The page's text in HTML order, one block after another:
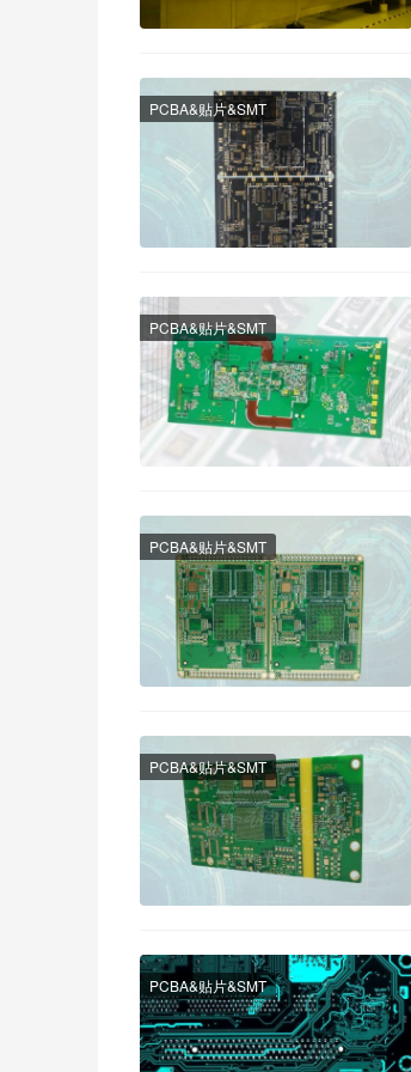
PCBA&贴片&SMT
PCBA&贴片&SMT
PCBA&贴片&SMT
PCBA&贴片&SMT
PCBA&贴片&SMT